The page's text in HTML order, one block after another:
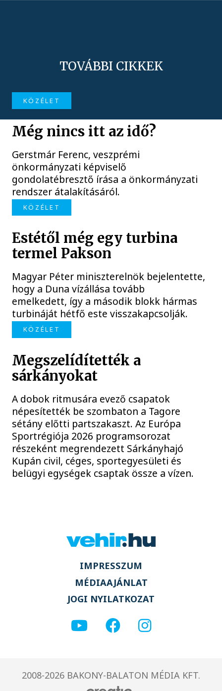
TOVÁBBI CIKKEK
KÖZÉLET
Még nincs itt az idő?
Gerstmár Ferenc, veszprémi
önkormányzati képviselő
gondolatébresztő írása a önkormányzati
rendszer átalakításáról.
KÖZÉLET
Estétől még egy turbina
termel Pakson
Magyar Péter miniszterelnök bejelentette,
hogy a Duna vízállása tovább
emelkedett, így a második blokk hármas
turbináját hétfő este visszakapcsolják.
KÖZÉLET
Megszelídítették a
sárkányokat
A dobok ritmusára evező csapatok
népesítették be szombaton a Tagore
sétány előtti partszakaszt. Az Európa
Sportrégiója 2026 programsorozat
részeként megrendezett Sárkányhajó
Kupán civil, céges, sportegyesületi és
belügyi egységek csaptak össze a vízen.
IMPRESSZUM
MÉDIAAJÁNLAT
JOGI NYILATKOZAT
2008-2026 BAKONY-BALATON MÉDIA KFT.